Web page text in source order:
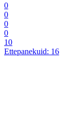
0
0
0
0
10
Ettepanekuid: 16